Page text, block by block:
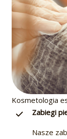
Kosmetologia
Zabiegi
Nasze